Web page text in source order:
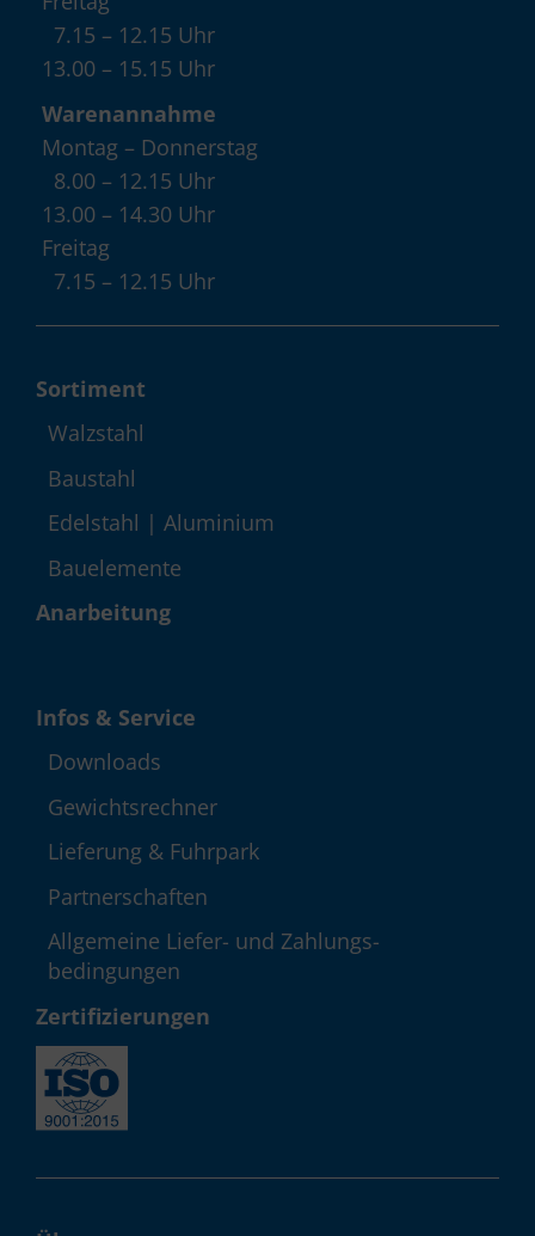
7.15 – 12.15 Uhr
13.00 – 15.15 Uhr
Warenannahme
Montag – Donnerstag
8.00 – 12.15 Uhr
13.00 – 14.30 Uhr
Freitag
7.15 – 12.15 Uhr
Sortiment
Walzstahl
Baustahl
Edelstahl | Aluminium
Bauelemente
Anarbeitung
Infos & Service
Down­loads
Gewichts­rechner
Lieferung & Fuhrpark
Partner­schaften
Allgemeine Liefer- und Zahlungs­
bedingungen
Zerti­fizie­rungen